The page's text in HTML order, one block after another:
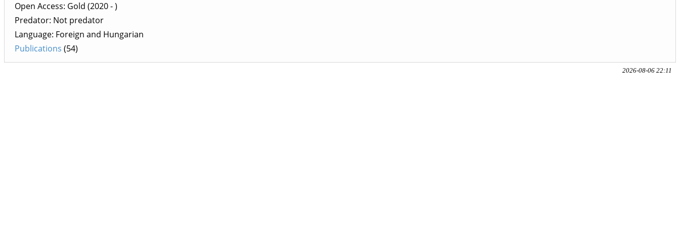
Open Access: Gold (2020 - )
Predator: Not predator
Language: Foreign and Hungarian
Publications (54)
2026-08-06 22:11